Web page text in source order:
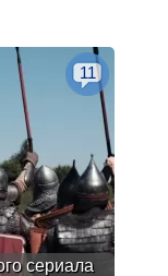
сериала
11